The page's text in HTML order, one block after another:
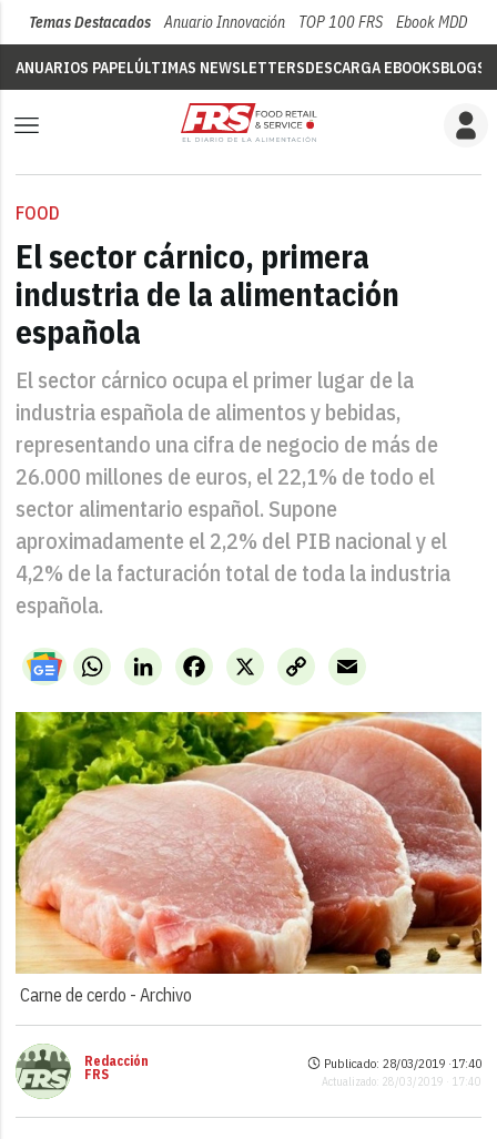
Temas Destacados Anuario Innovación TOP 100 FRS Ebook MDD
ANUARIOS PAPELÚLTIMAS NEWSLETTERSDESCARGA EBOOKSBLOGS
FOOD
El sector cárnico, primera
industria de la alimentación
española
El sector cárnico ocupa el primer lugar de la
industria española de alimentos y bebidas,
representando una cifra de negocio de más de
26.000 millones de euros, el 22,1% de todo el
sector alimentario español. Supone
aproximadamente el 2,2% del PIB nacional y el
4,2% de la facturación total de toda la industria
española.
WhatsAppLinkedIn X
Facebook
Copy
Link
Email
Carne de cerdo -Archivo
Redacción
FRS
Publicado: 28/03/2019 ·17:40
Actualizado: 28/03/2019 · 17:40